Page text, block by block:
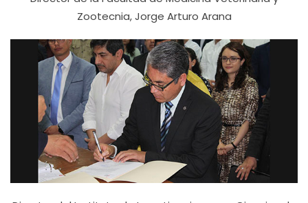
Zootecnia, Jorge Arturo Arana